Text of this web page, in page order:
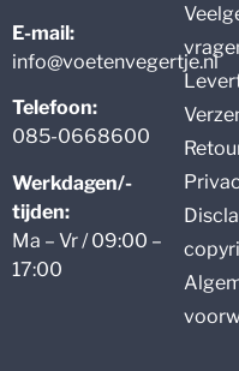
E-mail:
info@voetenvegertje.nl
Telefoon:
085-0668600
Werkdagen/-
tijden:
Ma – Vr / 09:00 –
17:00